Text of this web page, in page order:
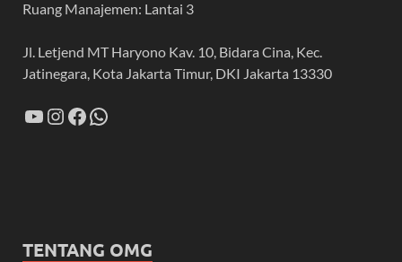
Ruang Manajemen: Lantai 3
Jl. Letjend MT Haryono Kav. 10, Bidara Cina, Kec.
Jatinegara, Kota Jakarta Timur, DKI Jakarta 13330
TENTANG OMG